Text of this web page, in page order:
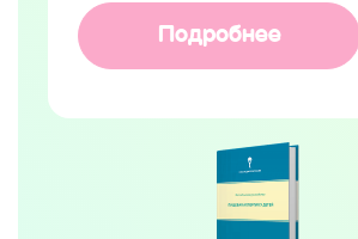
Подробнее